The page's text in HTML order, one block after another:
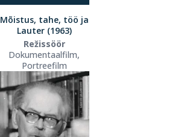
Mõistus, tahe, töö ja
Lauter (1963)
Režissöör
Dokumentaalfilm,
Portreefilm